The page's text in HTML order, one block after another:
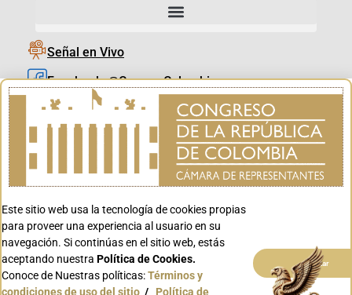
Señal en Vivo
Facebook_@CamaraColombia
Instagram_@CamaraColombia
X_@CamaraColombia
Youtube_@CamaraColombia
Youtube_@CanalCongreso
Este sitio web usa la tecnología de cookies propias
para proveer una experiencia al usuario en su
navegación. Si continúas en el sitio web, estás
aceptando nuestra Política de Cookies.
Conoce de Nuestras políticas:Términos y
condiciones de uso del sitio / Política de
Aceptar